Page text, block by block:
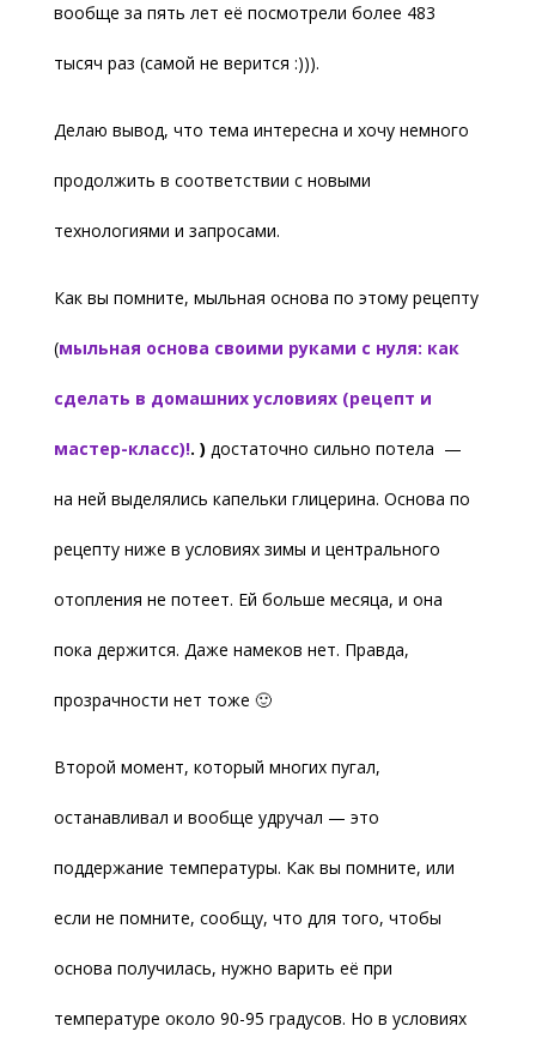
вообще за пять лет её посмотрели более 483
тысяч раз (самой не верится :))).
Делаю вывод, что тема интересна и хочу немного
продолжить в соответствии с новыми
технологиями и запросами.
Как вы помните, мыльная основа по этому рецепту
(мыльная основа своими руками с нуля: как
сделать в домашних условиях (рецепт и
мастер-класс)!. ) достаточно сильно потела —
на ней выделялись капельки глицерина. Основа по
рецепту ниже в условиях зимы и центрального
отопления не потеет. Ей больше месяца, и она
пока держится. Даже намеков нет. Правда,
прозрачности нет тоже 🙂
Второй момент, который многих пугал,
останавливал и вообще удручал — это
поддержание температуры. Как вы помните, или
если не помните, сообщу, что для того, чтобы
основа получилась, нужно варить её при
температуре около 90-95 градусов. Но в условиях